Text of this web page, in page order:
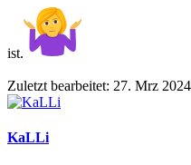
ist.
Zuletzt bearbeitet: 27. Mrz 2024
KaLLi